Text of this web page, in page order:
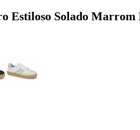
Estiloso Solado